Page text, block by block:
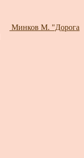
Минков М. "Дорога